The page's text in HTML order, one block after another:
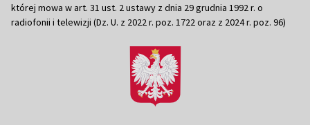
której mowa w art. 31 ust. 2 ustawy z dnia 29 grudnia 1992 r. o
radiofonii i telewizji (Dz. U. z 2022 r. poz. 1722 oraz z 2024 r. poz. 96)